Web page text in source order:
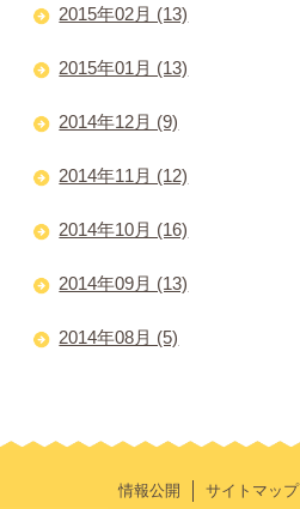
2015年02月 (13)
2015年01月 (13)
2014年12月 (9)
2014年11月 (12)
2014年10月 (16)
2014年09月 (13)
2014年08月 (5)
情報公開 サイトマップ